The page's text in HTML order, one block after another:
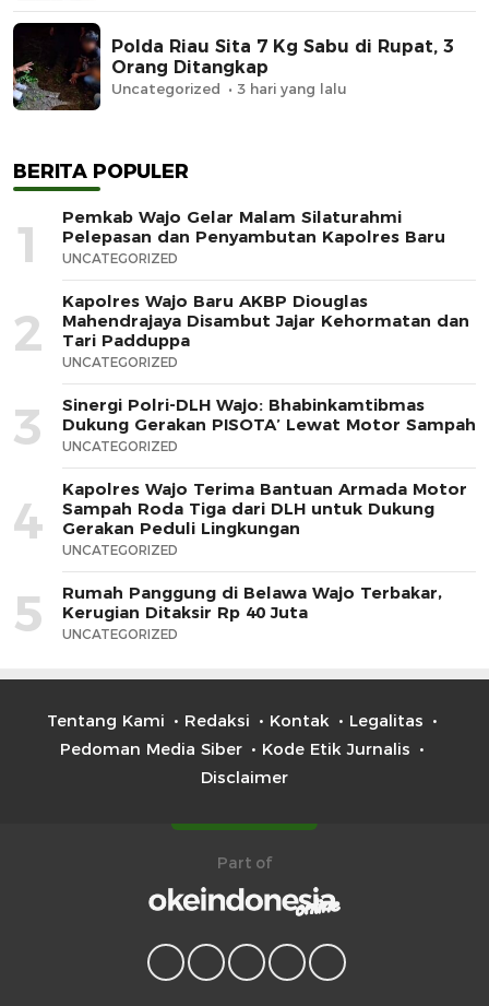
Polda Riau Sita 7 Kg Sabu di Rupat, 3
Orang Ditangkap
Uncategorized 3 hari yang lalu
BERITA POPULER
1
Pemkab Wajo Gelar Malam Silaturahmi
Pelepasan dan Penyambutan Kapolres Baru
UNCATEGORIZED
2
Kapolres Wajo Baru AKBP Diouglas
Mahendrajaya Disambut Jajar Kehormatan dan
Tari Padduppa
UNCATEGORIZED
3
Sinergi Polri-DLH Wajo: Bhabinkamtibmas
Dukung Gerakan PISOTA’ Lewat Motor Sampah
UNCATEGORIZED
4
Kapolres Wajo Terima Bantuan Armada Motor
Sampah Roda Tiga dari DLH untuk Dukung
Gerakan Peduli Lingkungan
UNCATEGORIZED
5
Rumah Panggung di Belawa Wajo Terbakar,
Kerugian Ditaksir Rp 40 Juta
UNCATEGORIZED
Tentang Kami Redaksi Kontak
Legalitas
Pedoman Media Siber
Kode Etik Jurnalis
Disclaimer
Part of